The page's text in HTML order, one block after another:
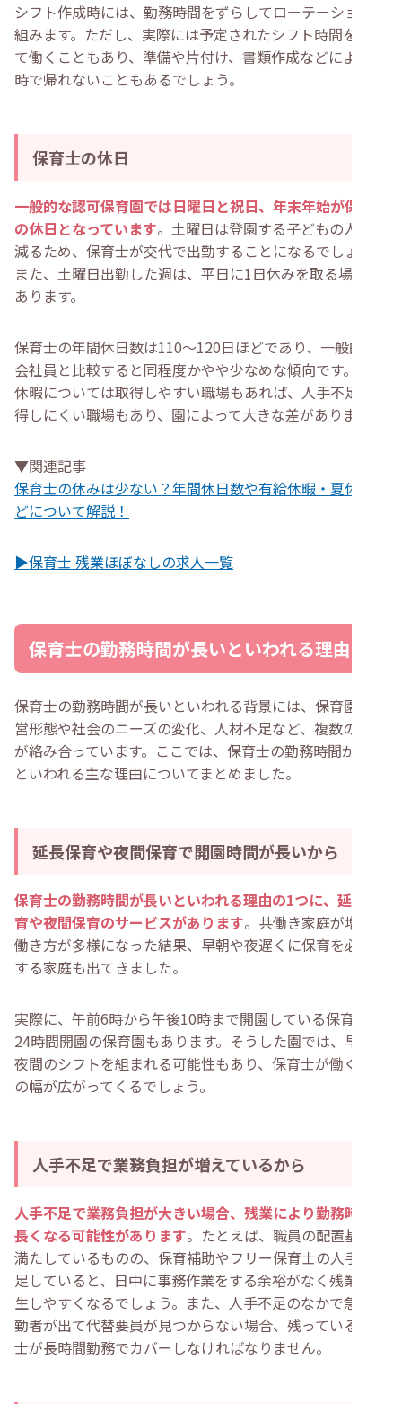
シフト作成時には、勤務時間をずらしてローテーションを
組みます。ただし、実際には予定されたシフト時間を超え
て働くこともあり、準備や片付け、書類作成などにより定
時で帰れないこともあるでしょう。
保育士の休日
一般的な認可保育園では日曜日と祝日、年末年始が保育士
の休日となっています。土曜日は登園する子どもの人数が
減るため、保育士が交代で出勤することになるでしょう。
また、土曜日出勤した週は、平日に1日休みを取る場合も
あります。
保育士の年間休日数は110〜120日ほどであり、一般的な
会社員と比較すると同程度かやや少なめな傾向です。有給
休暇については取得しやすい職場もあれば、人手不足で取
得しにくい職場もあり、園によって大きな差があります。
▼関連記事
保育士の休みは少ない？年間休日数や有給休暇・夏休みな
どについて解説！
▶保育士 残業ほぼなしの求人一覧
保育士の勤務時間が長いといわれる理由
保育士の勤務時間が長いといわれる背景には、保育園の運
営形態や社会のニーズの変化、人材不足など、複数の要素
が絡み合っています。ここでは、保育士の勤務時間が長い
といわれる主な理由についてまとめました。
延長保育や夜間保育で開園時間が長いから
保育士の勤務時間が長いといわれる理由の1つに、延長保
育や夜間保育のサービスがあります。共働き家庭が増えて
働き方が多様になった結果、早朝や夜遅くに保育を必要と
する家庭も出てきました。
実際に、午前6時から午後10時まで開園している保育園や
24時間開園の保育園もあります。そうした園では、早朝や
夜間のシフトを組まれる可能性もあり、保育士が働く時間
の幅が広がってくるでしょう。
人手不足で業務負担が増えているから
人手不足で業務負担が大きい場合、残業により勤務時間が
長くなる可能性があります。たとえば、職員の配置基準は
満たしているものの、保育補助やフリー保育士の人手が不
足していると、日中に事務作業をする余裕がなく残業が発
生しやすくなるでしょう。また、人手不足のなかで急な欠
勤者が出て代替要員が見つからない場合、残っている保育
士が長時間勤務でカバーしなければなりません。